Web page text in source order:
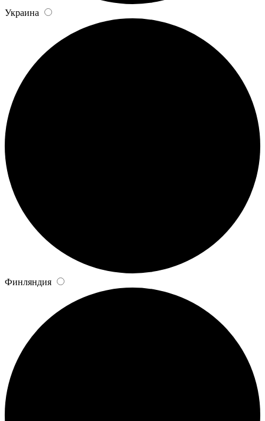
Украина
Финляндия